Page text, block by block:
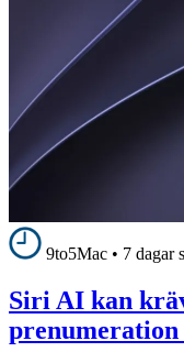
9to5Mac • 7 dagar
Siri AI kan